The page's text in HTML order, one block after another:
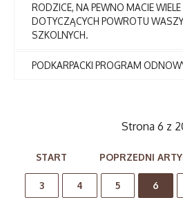
RODZICE, NA PEWNO MACIE
DOTYCZĄCYCH POWROTU
SZKOLNYCH.
PODKARPACKI PROGRAM
Strona 6 z
START POPRZEDNI
3 4 5 6